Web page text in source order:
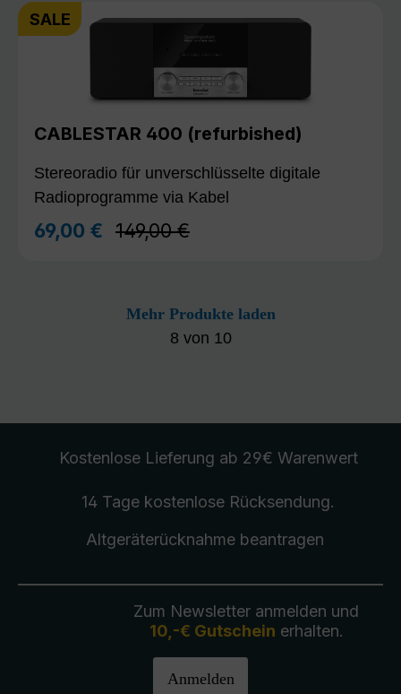
SALE
CABLESTAR 400 (refurbished)
Stereoradio für unverschlüsselte digitale
Radioprogramme via Kabel
Verkaufspreis:
69,00 € Regulärer Preis:
149,00 €
Mehr Produkte laden
8 von 10
Kostenlose Lieferung ab 29€ Warenwert
14 Tage kostenlose Rücksendung.
Altgeräterücknahmebeantragen
Zum Newsletter anmelden und
10,-€ Gutschein erhalten.
Anmelden